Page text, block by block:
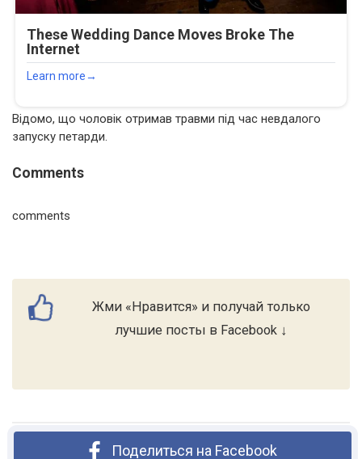
Відомо, що чоловік отримав травми під час невдалого
запуску петарди.
Comments
comments
Жми «Нравится» и получай только
лучшие посты в Facebook ↓
Поделиться на Facebook